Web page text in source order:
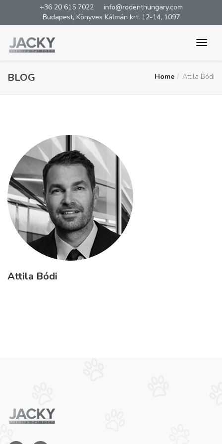
+36 20 615 7022
info@rodenthungary.com
Budapest, Könyves Kálmán krt. 12-14, 1097
BLOG Home Attila Bódi
Attila Bódi